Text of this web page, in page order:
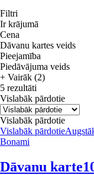
Filtri
Ir krājumā
Cena
Dāvanu kartes veids
Pieejamība
Piedāvājuma veids
+ Vairāk (2)
5 rezultāti
Vislabāk pārdotie
Vislabāk pārdotie
Vislabāk pārdotie
Bonami
Dāvanu karte